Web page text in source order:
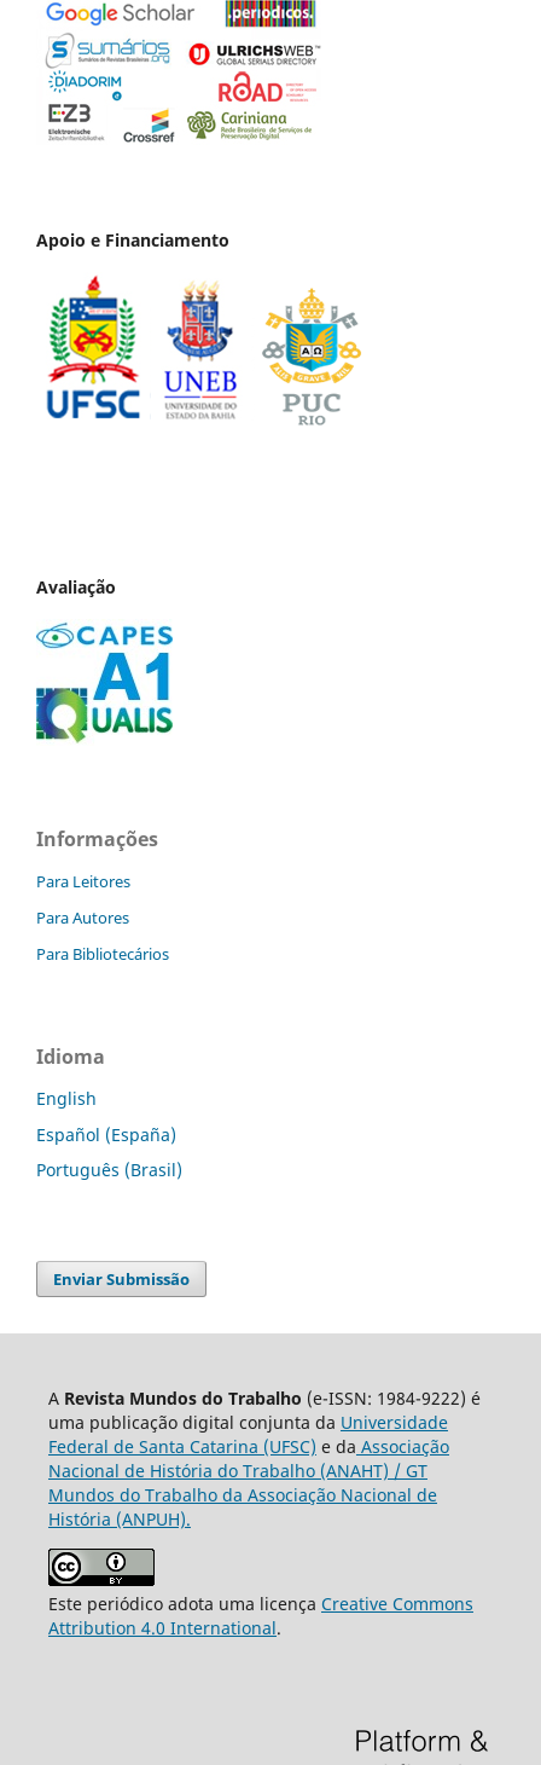
Apoio e Financiamento
Avaliação
Informações
Para Leitores
Para Autores
Para Bibliotecários
Idioma
English
Español (España)
Português (Brasil)
Enviar Submissão
A Revista Mundos do Trabalho (e-ISSN: 1984-9222) é
uma publicação digital conjunta da Universidade
Federal de Santa Catarina (UFSC) e da Associação
Nacional de História do Trabalho (ANAHT) / GT
Mundos do Trabalho da Associação Nacional de
História (ANPUH).
Este periódico adota uma licença Creative Commons
Attribution 4.0 International.